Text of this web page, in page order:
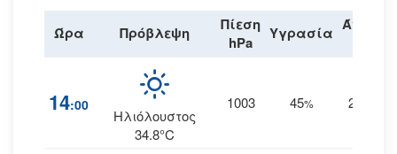
Ώρα Πρόβλεψη
Πίεση
hPa
Υγρασία Άνεμος
14:00
Ηλιόλουστος
34.8°C
1003 45% 24